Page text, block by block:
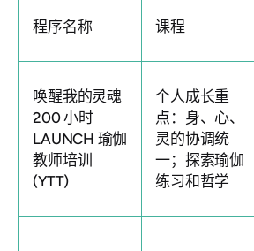
程序名称 课程
唤醒我的灵魂
200 小时
LAUNCH 瑜伽
教师培训
(YTT)
个人成长重
点：身、心、
灵的协调统
一；探索瑜伽
练习和哲学